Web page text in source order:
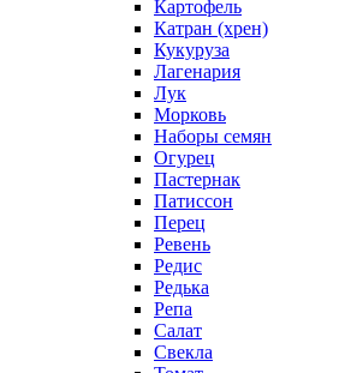
Картофель
Катран (хрен)
Кукуруза
Лагенария
Лук
Морковь
Наборы семян
Огурец
Пастернак
Патиссон
Перец
Ревень
Редис
Редька
Репа
Салат
Свекла